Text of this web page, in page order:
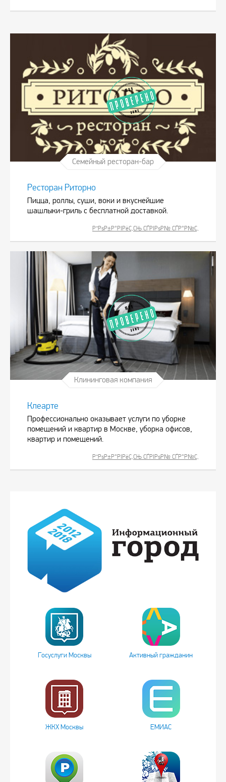
Семейный ресторан-бар
Ресторан Риторно
Пицца, роллы, суши, воки и вкуснейшие
шашлыки-гриль с бесплатной доставкой.
Р”РѕР±Р°РІРёС‚СЊ СЃРІРѕР№ СЃР°Р№С‚
Клининговая компания
Клеарте
Профессионально оказывает услуги по уборке
помещений и квартир в Москве, уборка офисов,
квартир и помещений.
Р”РѕР±Р°РІРёС‚СЊ СЃРІРѕР№ СЃР°Р№С‚
Госуслуги Москвы Активный гражданин
ЖКХ Москвы ЕМИАС